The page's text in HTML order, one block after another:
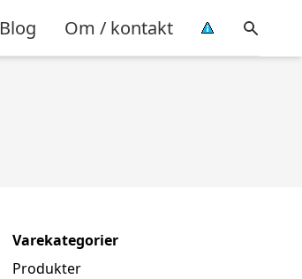
Blog Om / kontakt
Varekategorier
Produkter